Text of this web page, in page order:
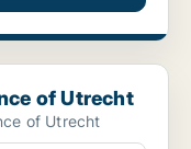
of Utrecht
of Utrecht